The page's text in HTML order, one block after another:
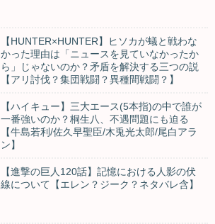
【HUNTER×HUNTER】ヒソカが蟻と戦わな
かった理由は「ニュースを見ていなかったか
ら」じゃないのか？矛盾を解決する三つの説
【アリ討伐？集団戦闘？異種間戦闘？】
【ハイキュー】三大エース(5本指)の中で誰が
一番強いのか？桐生八、不遇問題にも迫る
【牛島若利/佐久早聖臣/木兎光太郎/尾白アラ
ン】
【進撃の巨人120話】記憶における人影の伏
線について【エレン？ジーク？ネタバレ含】